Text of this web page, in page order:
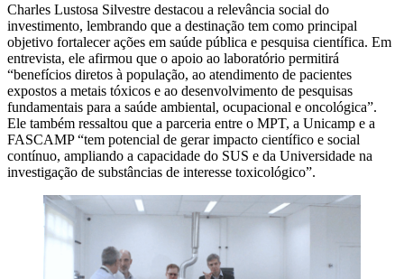
Charles Lustosa Silvestre destacou a relevância social do
investimento, lembrando que a destinação tem como principal
objetivo fortalecer ações em saúde pública e pesquisa científica. Em
entrevista, ele afirmou que o apoio ao laboratório permitirá
“benefícios diretos à população, ao atendimento de pacientes
expostos a metais tóxicos e ao desenvolvimento de pesquisas
fundamentais para a saúde ambiental, ocupacional e oncológica”.
Ele também ressaltou que a parceria entre o MPT, a Unicamp e a
FASCAMP “tem potencial de gerar impacto científico e social
contínuo, ampliando a capacidade do SUS e da Universidade na
investigação de substâncias de interesse toxicológico”.